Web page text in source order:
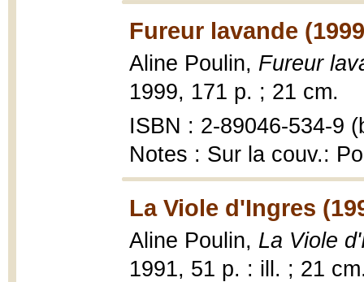
Fureur lavande
Aline Poulin, Fureur
1999, 171 p. ; 21 cm.
ISBN : 2-89046-534-9
Notes : Sur la couv.:
La Viole d'Ingres
Aline Poulin, La Viole
1991, 51 p. : ill. ; 21